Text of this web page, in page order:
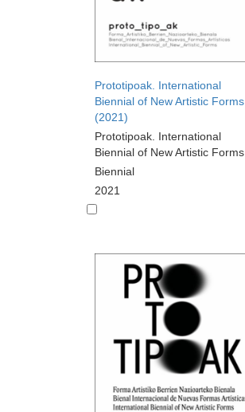
Prototipoak. International
Biennial of New Artistic Forms
(2021)
Prototipoak. International
Biennial of New Artistic Forms
Biennial
2021